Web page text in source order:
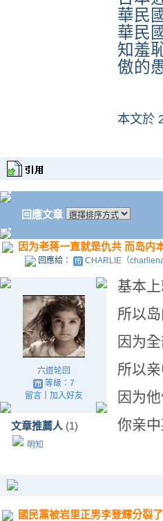
華民
華民
知羞
傲的
本文於
回應文章
因为老蒋一直就是仇共 而岛内
回應給： CHARLIE（
六道轮回
等級：7
留言｜ 加入好友
文章推薦人 (1)
明知
基本
所以
因为
所以
因为
你亲
國民黨被岩里正男李登輝分裂了